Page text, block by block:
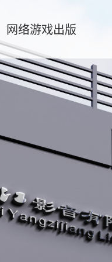
网络游戏出版